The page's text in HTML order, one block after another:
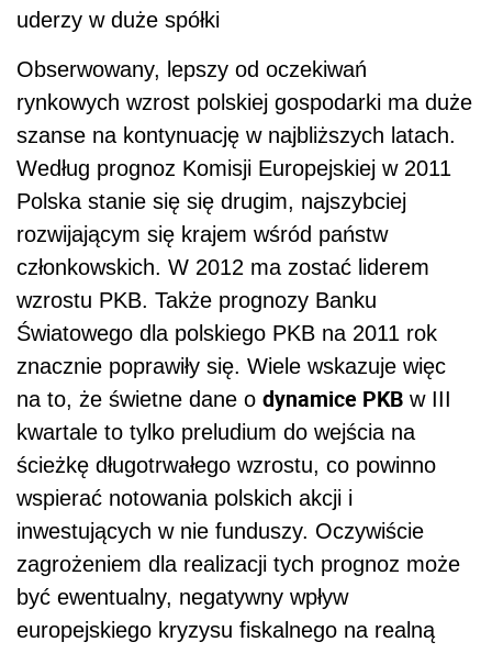
uderzy w duże spółki
Obserwowany, lepszy od oczekiwań
rynkowych wzrost polskiej gospodarki ma duże
szanse na kontynuację w najbliższych latach.
Według prognoz Komisji Europejskiej w 2011
Polska stanie się się drugim, najszybciej
rozwijającym się krajem wśród państw
członkowskich. W 2012 ma zostać liderem
wzrostu PKB. Także prognozy Banku
Światowego dla polskiego PKB na 2011 rok
znacznie poprawiły się. Wiele wskazuje więc
na to, że świetne dane o dynamice PKB w III
kwartale to tylko preludium do wejścia na
ścieżkę długotrwałego wzrostu, co powinno
wspierać notowania polskich akcji i
inwestujących w nie funduszy. Oczywiście
zagrożeniem dla realizacji tych prognoz może
być ewentualny, negatywny wpływ
europejskiego kryzysu fiskalnego na realną